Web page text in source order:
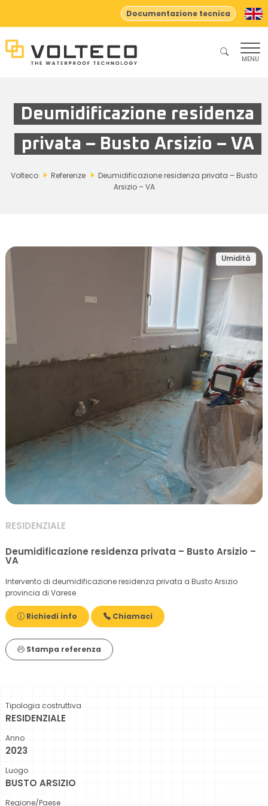
Documentazione tecnica
MENU
Deumidificazione residenza
privata – Busto Arsizio – VA
Volteco Referenze
Deumidificazione residenza privata – Busto
Arsizio – VA
Umidità
RESIDENZIALE
Deumidificazione residenza privata – Busto Arsizio –
VA
Intervento di deumidificazione residenza privata a Busto Arsizio
provincia di Varese
Richiedi info Chiamaci
Stampa referenza
Tipologia costruttiva
RESIDENZIALE
Anno
2023
Luogo
BUSTO ARSIZIO
Regione/Paese